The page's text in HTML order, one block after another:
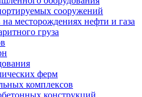
сооружений
на месторождениях нефти и газа
груза
ферм
комплексов